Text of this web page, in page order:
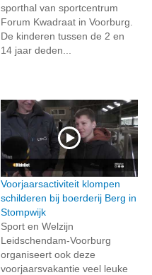
sporthal van sportcentrum
Forum Kwadraat in Voorburg.
De kinderen tussen de 2 en
14 jaar deden...
Voorjaarsactiviteit klompen
schilderen bij boerderij Berg in
Stompwijk
Sport en Welzijn
Leidschendam-Voorburg
organiseert ook deze
voorjaarsvakantie veel leuke